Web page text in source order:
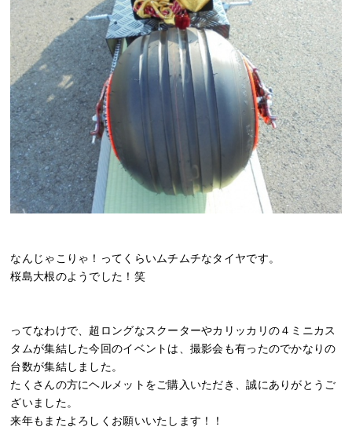
なんじゃこりゃ！ってくらいムチムチなタイヤです。
桜島大根のようでした！笑
ってなわけで、超ロングなスクーターやカリッカリの４ミニカス
タムが集結した今回のイベントは、撮影会も有ったのでかなりの
台数が集結しました。
たくさんの方にヘルメットをご購入いただき、誠にありがとうご
ざいました。
来年もまたよろしくお願いいたします！！